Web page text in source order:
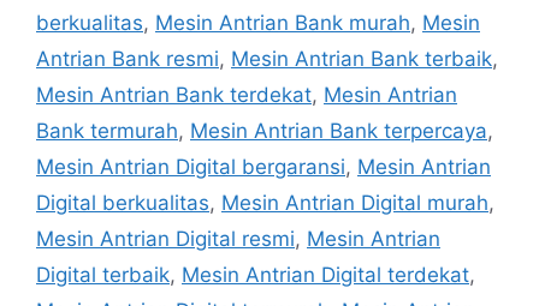
berkualitas, Mesin Antrian Bank murah, Mesin
Antrian Bank resmi, Mesin Antrian Bank terbaik,
Mesin Antrian Bank terdekat, Mesin Antrian
Bank termurah, Mesin Antrian Bank terpercaya,
Mesin Antrian Digital bergaransi, Mesin Antrian
Digital berkualitas, Mesin Antrian Digital murah,
Mesin Antrian Digital resmi, Mesin Antrian
Digital terbaik, Mesin Antrian Digital terdekat,